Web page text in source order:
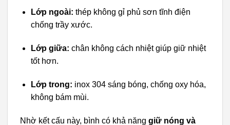
Lớp ngoài: thép không gỉ phủ sơn tĩnh điện
chống trầy xước.
Lớp giữa: chân không cách nhiệt giúp giữ nhiệt
tốt hơn.
Lớp trong: inox 304 sáng bóng, chống oxy hóa,
không bám mùi.
Nhờ kết cấu này, bình có khả năng giữ nóng và